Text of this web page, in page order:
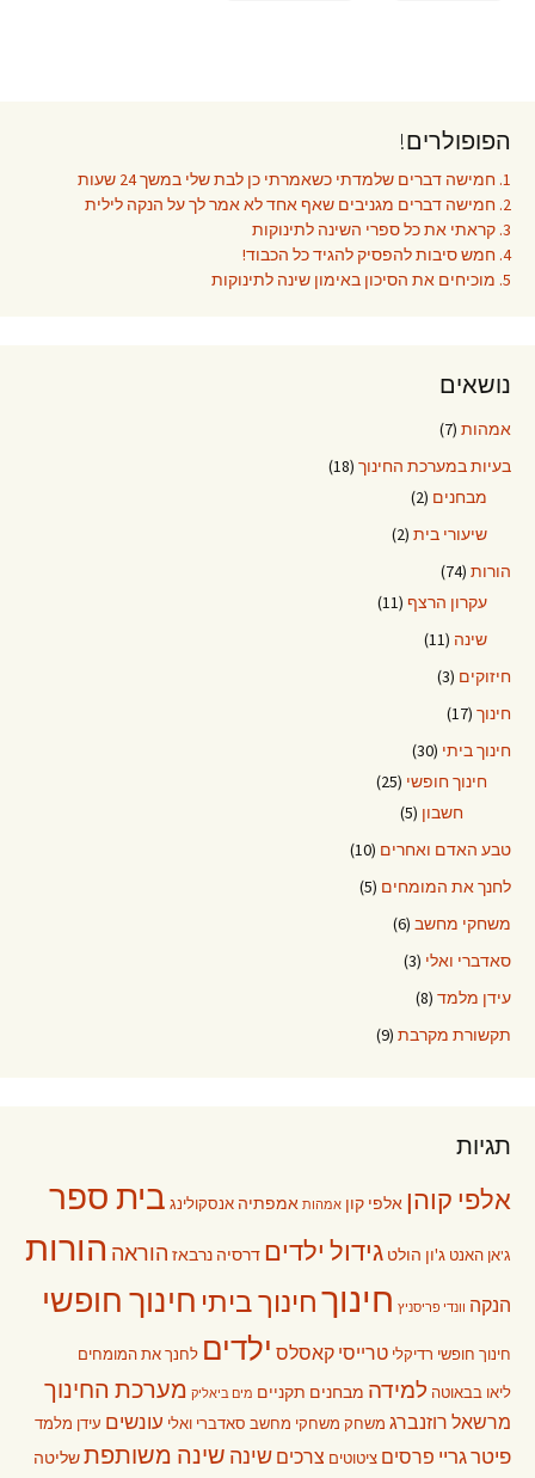
הפופולרים!
1. חמישה דברים שלמדתי כשאמרתי כן לבת שלי במשך 24 שעות
2. חמישה דברים מגניבים שאף אחד לא אמר לך על הנקה לילית
3. קראתי את כל ספרי השינה לתינוקות
4. חמש סיבות להפסיק להגיד כל הכבוד!
5. מוכיחים את הסיכון באימון שינה לתינוקות
נושאים
אמהות (7)
בעיות במערכת החינוך (18)
מבחנים (2)
שיעורי בית (2)
הורות (74)
עקרון הרצף (11)
שינה (11)
חיזוקים (3)
חינוך (17)
חינוך ביתי (30)
חינוך חופשי (25)
חשבון (5)
טבע האדם ואחרים (10)
לחנך את המומחים (5)
משחקי מחשב (6)
סאדברי ואלי (3)
עידן מלמד (8)
תקשורת מקרבת (9)
תגיות
אלפי קוהן אלפי קון אמהות אמפתיה אנסקולינג בית ספר
ג'אן האנט ג'ון הולט גידול ילדים דרסיה נרבאז הוראה הורות
הנקה וונדי פריסניץ חינוךחינוך ביתי חינוך חופשי
חינוך חופשי רדיקלי טרייסי קאסלס ילדים לחנך את המומחים
ליאו בבאוטה למידה מבחנים תקניים מים ביאליק מערכת החינוך
מרשאל רוזנברג משחק משחקי מחשב סאדברי ואלי עונשים עידן מלמד
פיטר גריי פרסים ציטוטים צרכים שינה שינה משותפתשליטה